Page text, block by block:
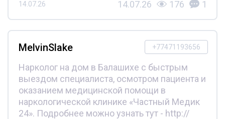
14.07.26 14.07.26 176 1
+77471193656
MelvinSlake
Нарколог на дом в Балашихе с быстрым
выездом специалиста, осмотром пациента и
оказанием медицинской помощи в
наркологической клинике «Частный Медик
24». Подробнее можно узнать тут - http://